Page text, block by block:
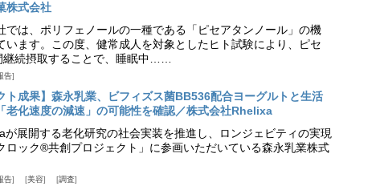
株式会社
では、ポリフェノールの一種である「ピセアタンノール」の機
います。この度、健常成人を対象としたヒト試験により、ピセ
続摂取することで、睡眠中……
告
ト成果】森永乳業、ビフィズス菌BB536配合ヨーグルトと生活
老化速度の減速」の可能性を確認／株式会社Rhelixa
が展開する老化研究の社会実装を推進し、ロンジェビティの実現
ロック®共創プロジェクト」に参画いただいている森永乳業株式
告 美容 調査